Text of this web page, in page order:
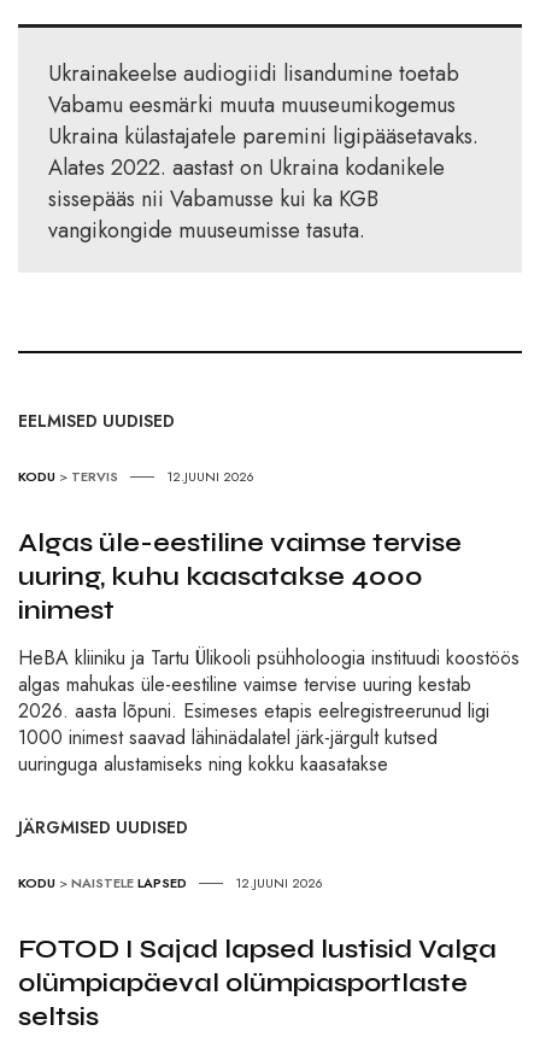
Ukrainakeelse audiogiidi lisandumine toetab
Vabamu eesmärki muuta muuseumikogemus
Ukraina külastajatele paremini ligipääsetavaks.
Alates 2022. aastast on Ukraina kodanikele
sissepääs nii Vabamusse kui ka KGB
vangikongide muuseumisse tasuta.
EELMISED UUDISED
KODU > TERVIS 12.JUUNI 2026
Algas üle-eestiline vaimse tervise
uuring, kuhu kaasatakse 4000
inimest
HeBA kliiniku ja Tartu Ülikooli psühholoogia instituudi koostöös
algas mahukas üle-eestiline vaimse tervise uuring kestab
2026. aasta lõpuni. Esimeses etapis eelregistreerunud ligi
1000 inimest saavad lähinädalatel järk-järgult kutsed
uuringuga alustamiseks ning kokku kaasatakse
JÄRGMISED UUDISED
KODU >NAISTELELAPSED 12.JUUNI 2026
FOTOD I Sajad lapsed lustisid Valga
olümpiapäeval olümpiasportlaste
seltsis